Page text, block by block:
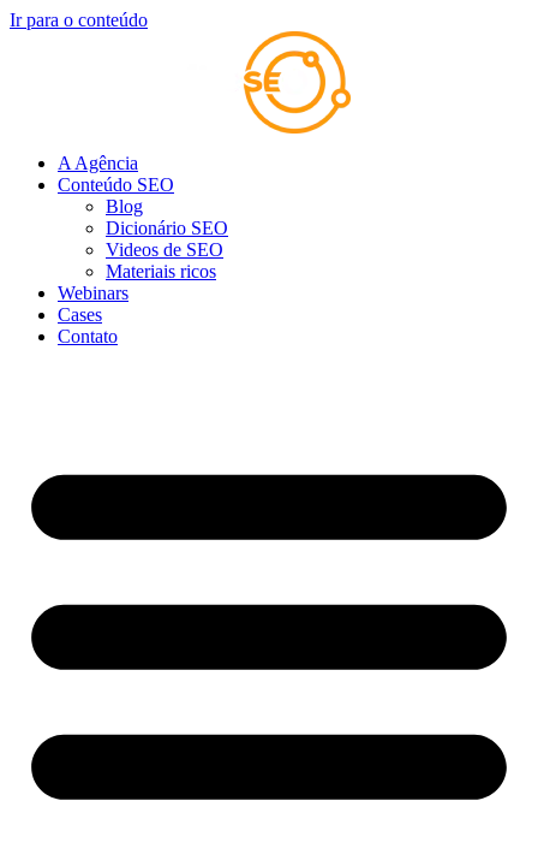
Ir para o conteúdo
A Agência
Conteúdo SEO
Blog
Dicionário SEO
Videos de SEO
Materiais ricos
Webinars
Cases
Contato